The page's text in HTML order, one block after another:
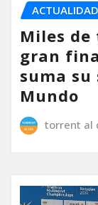
ACTUALIDAD
Miles
gran
suma su
Mundo
torrent al